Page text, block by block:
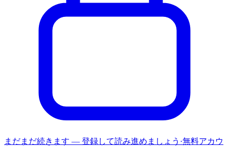
まだまだ続きます — 登録して読み進めましょう ·無料アカウ